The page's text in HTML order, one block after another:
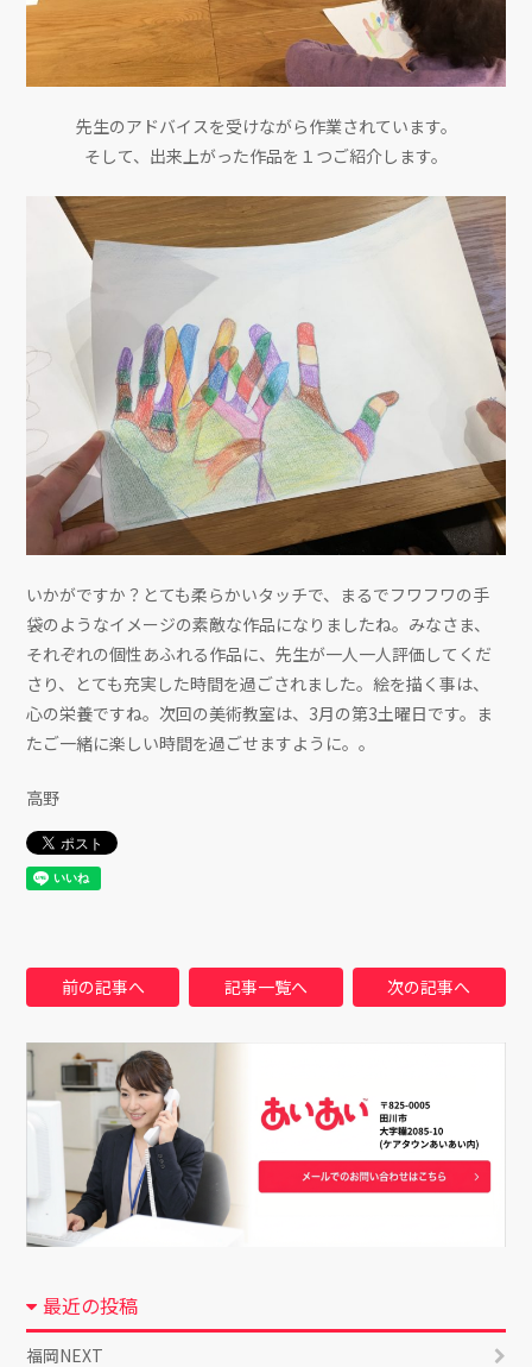
先生のアドバイスを受けながら作業されています。
そして、出来上がった作品を１つご紹介します。
いかがですか？とても柔らかいタッチで、まるでフワフワの手
袋のようなイメージの素敵な作品になりましたね。みなさま、
それぞれの個性あふれる作品に、先生が一人一人評価してくだ
さり、とても充実した時間を過ごされました。絵を描く事は、
心の栄養ですね。次回の美術教室は、3月の第3土曜日です。ま
たご一緒に楽しい時間を過ごせますように。。
高野
前の記事へ 記事一覧へ 次の記事へ
最近の投稿
福岡NEXT